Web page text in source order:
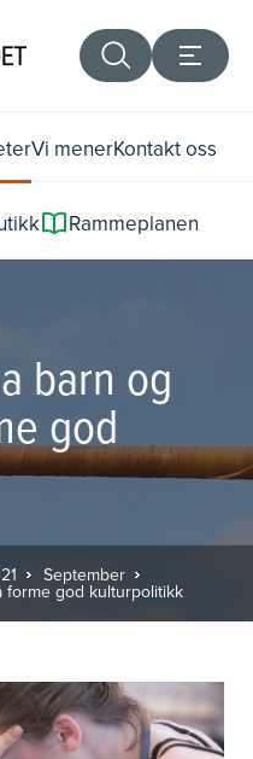
Vi menerKontakt oss
Rammeplanen
barn og
god
September
god kulturpolitikk